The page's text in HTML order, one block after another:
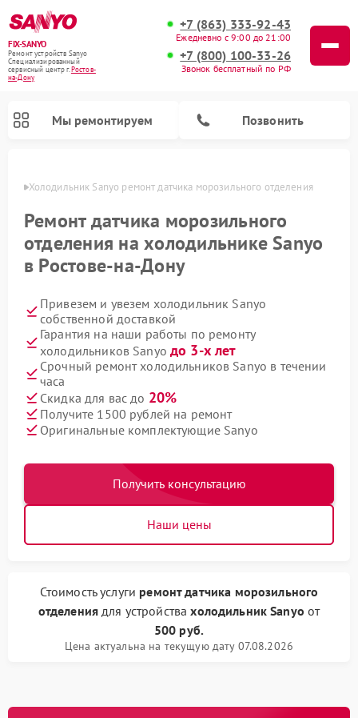
FIX-SANYO
Ремонт устройств Sanyo
Специализированный
cервисный центр г.Ростов-
на-Дону
+7 (863) 333-92-43
Ежедневно с 9:00 до 21:00
+7 (800) 100-33-26
Звонок бесплатный по РФ
Мы ремонтируем Позвонить
Холодильник Sanyo ремонт датчика морозильного отделения
Ремонт датчика морозильного
отделения на холодильнике Sanyo
в Ростове-на-Дону
Привезем и увезем холодильник Sanyo
собственной доставкой
Гарантия на наши работы по ремонту
холодильников Sanyoдо 3-х лет
Срочный ремонт холодильников Sanyo в течении
часа
Скидка для вас до 20%
Получите 1500 рублей на ремонт
Оригинальные комплектующие Sanyo
Получить консультацию
Наши цены
Стоимость услуги ремонт датчика морозильного
отделениядля устройствахолодильник Sanyo от
500 руб.
Цена актуальна на текущую дату 07.08.2026